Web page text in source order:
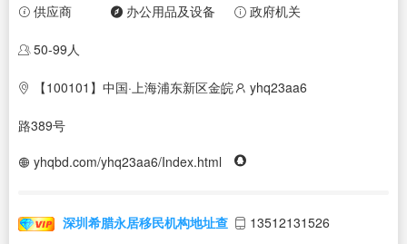
供应商 办公用品及设备 政府机关
50-99人
【100101】中国·上海浦东新区金皖
路389号
yhq23aa6
yhqbd.com/yhq23aa6/Index.html
深圳希腊永居移民机构地址查
13512131526